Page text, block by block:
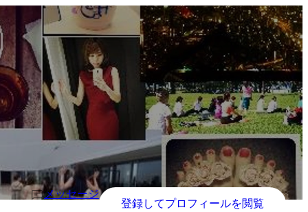
メッセージ
登録してプロフィールを閲覧